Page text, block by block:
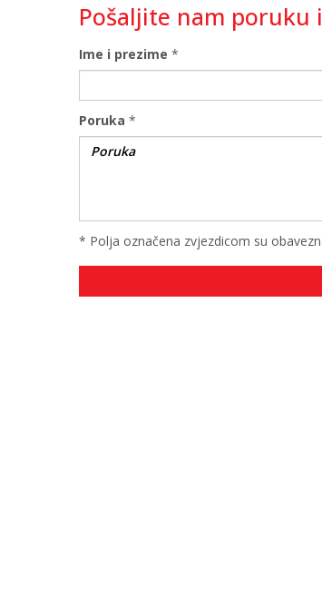
Pošaljite nam poruku
Ime i prezime *
Poruka *
* Polja označena zvjezdicom su